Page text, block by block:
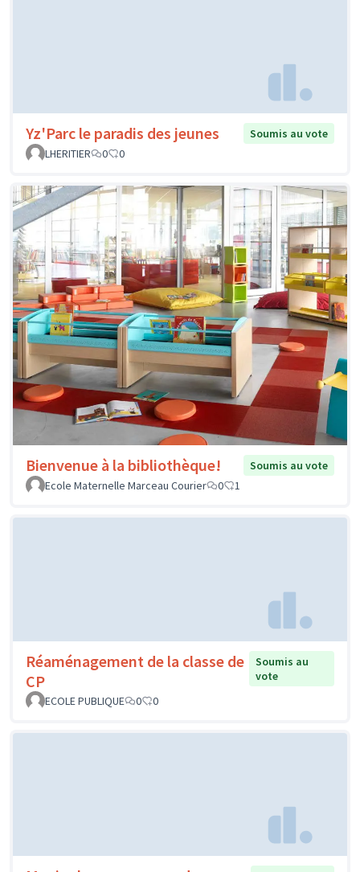
Yz'Parc le paradis des jeunes
Soumis au vote
LHERITIER
0 0
Bienvenue à la bibliothèque!
Soumis au vote
Ecole Maternelle Marceau Courier
0 1
Réaménagement de la classe de
CP
Soumis au
vote
ECOLE PUBLIQUE
0 0